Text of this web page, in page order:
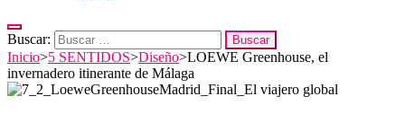
Buscar:
Inicio>5 SENTIDOS>Diseño>LOEWE Greenhouse, el
invernadero itinerante de Málaga